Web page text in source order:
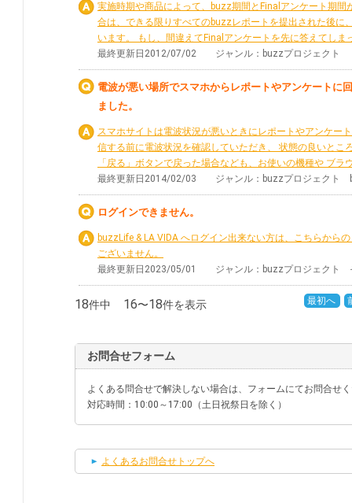
実施時期や商品によって、buzz期間とFinalアンケート期
合は、できる限りすべてのbuzzレポートを提出された後に
います。 もし、間違えてFinalアンケートを先に答えてしま
最終更新日2012/07/02 ジャンル：buzzプロジェクト
電波が悪い場所でスマホからレポートやアンケートに
ました。
スマホサイトは電波状況が悪いときにレポートやアンケー
信する前に電波状況を確認していただき、 状態の良いと
「戻る」ボタンで戻った場合なども、お使いの機種や ブラ
最終更新日2014/02/03 ジャンル：buzzプロジェク
ログインできません。
buzzLife & LA VIDA へログイン出来ない方は、こちらから
ございません。
最終更新日2023/05/01 ジャンル：buzzプロジェク
18件中 16〜18件を表示 最初へ
お問合せフォーム
よくある問合せで解決しない場合は、フォームにてお問合せ
対応時間：10:00～17:00（土日祝祭日を除く）
よくあるお問合せトップへ